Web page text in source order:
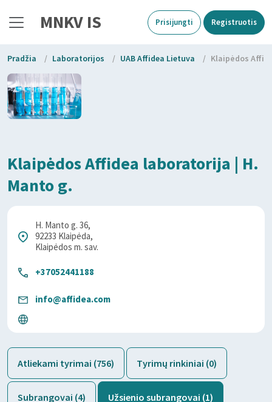
MNKV IS Prisijungti Registruotis
Pradžia / Laboratorijos / UAB Affidea Lietuva / Klaipėdos
Klaipėdos Affidea laboratorija | H.
Manto g.
H. Manto g. 36,
92233 Klaipėda,
Klaipėdos m. sav.
+37052441188
info@affidea.com
Atliekami tyrimai (756) Tyrimų rinkiniai (0)
Subrangovai (4) Užsienio subrangovai (1)